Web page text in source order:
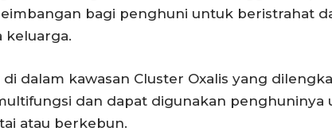
bagi penghuni untuk beristrahat
keluarga.
dalam kawasan Cluster Oxalis yang
dan dapat digunakan penghuninya
atau berkebun.